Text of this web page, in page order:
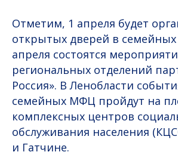
Отметим, 1 апреля будет
открытых дверей в
апреля состоятся
региональных отделений
Россия». В Ленобласти
семейных МФЦ пройдут на
комплексных центров
обслуживания населения
и Гатчине.